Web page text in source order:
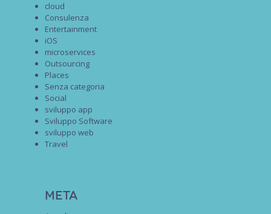
cloud
Consulenza
Entertainment
iOS
microservices
Outsourcing
Places
Senza categoria
Social
sviluppo app
Sviluppo Software
sviluppo web
Travel
Meta